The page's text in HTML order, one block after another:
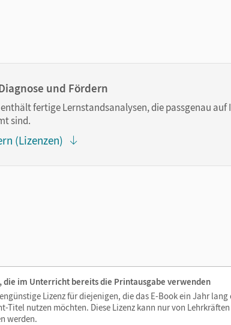
E-Books. Sie sind seitengenau platziert, damit Sie
und Fördern
fertige Lernstandsanalysen, die passgenau auf
sind.
(Lizenzen)
die im Unterricht bereits die Printausgabe verwenden
Lizenz für diejenigen, die das E-Book ein Jahr lang
Titel nutzen möchten. Diese Lizenz kann nur von
werden.